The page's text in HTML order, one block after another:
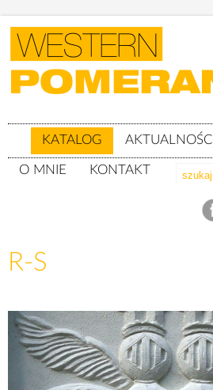
KATALOG AKTUALNOŚCI
O MNIE KONTAKT
R-S